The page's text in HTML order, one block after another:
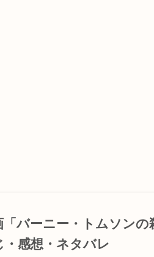
「バーニー・トムソンの
・感想・ネタバレ